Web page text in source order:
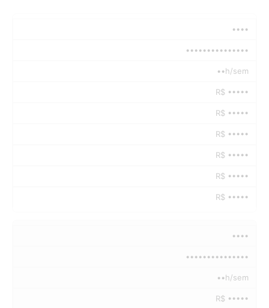
••••
•••••••••••••••
••h/sem
R$ •••••
R$ •••••
R$ •••••
R$ •••••
R$ •••••
R$ •••••
••••
•••••••••••••••
••h/sem
R$ •••••